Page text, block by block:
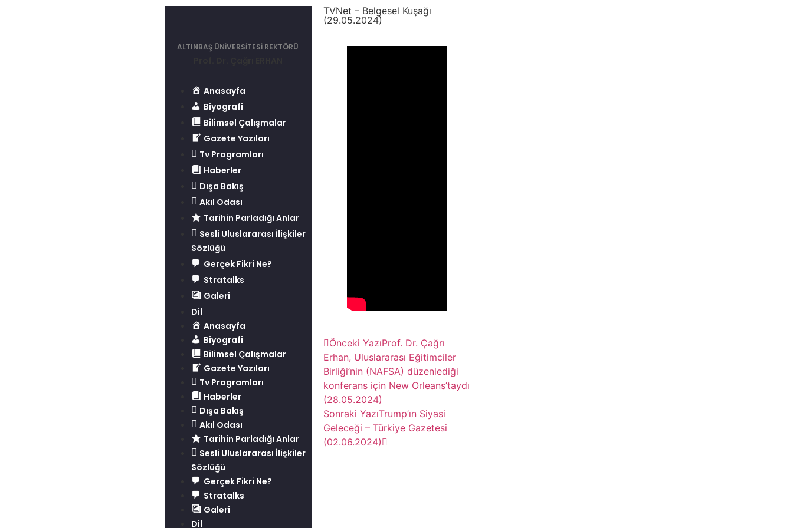
ALTINBAŞ ÜNİVERSİTESİ REKTÖRÜ
Anasayfa
Biyografi
Bilimsel Çalışmalar
Gazete Yazıları
Tv Programları
Haberler
Dışa Bakış
Akıl Odası
Tarihin Parladığı Anlar
Sesli Uluslararası İlişkiler
Sözlüğü
Gerçek Fikri Ne?
Stratalks
Galeri
Dil
Anasayfa
Biyografi
Bilimsel Çalışmalar
Gazete Yazıları
Tv Programları
Haberler
Dışa Bakış
Akıl Odası
Tarihin Parladığı Anlar
Sesli Uluslararası İlişkiler
Sözlüğü
Gerçek Fikri Ne?
Stratalks
Galeri
Dil
TVNet – Belgesel Kuşağı
(29.05.2024)
Önceki YazıProf. Dr. Çağrı
Erhan, Uluslararası Eğitimciler
Birliği’nin (NAFSA) düzenlediği
konferans için New Orleans’taydı
(28.05.2024)
Sonraki YazıTrump’ın Siyasi
Geleceği – Türkiye Gazetesi
(02.06.2024)